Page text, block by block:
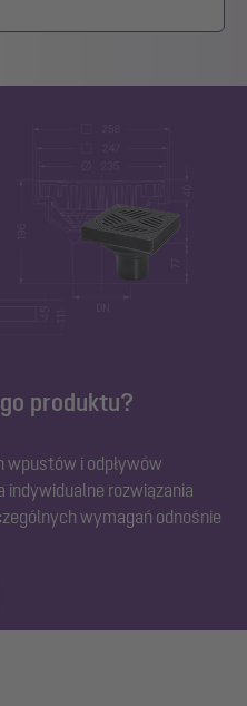
produktu?
wpustów i odpływów
indywidualne rozwiązania
wymagań odnośnie